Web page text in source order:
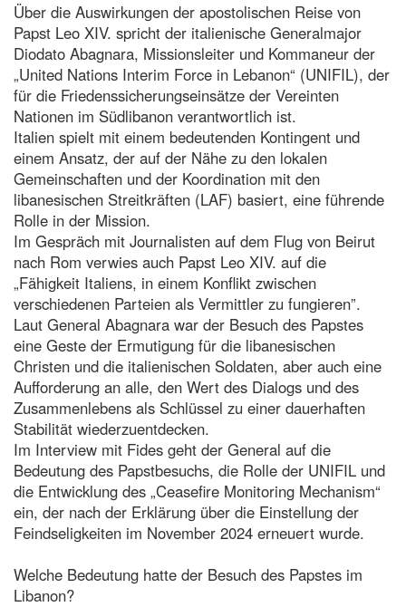
Über die Auswirkungen der apostolischen Reise von
Papst Leo XIV. spricht der italienische Generalmajor
Diodato Abagnara, Missionsleiter und Kommaneur der
„United Nations Interim Force in Lebanon“ (UNIFIL), der
für die Friedenssicherungseinsätze der Vereinten
Nationen im Südlibanon verantwortlich ist.
Italien spielt mit einem bedeutenden Kontingent und
einem Ansatz, der auf der Nähe zu den lokalen
Gemeinschaften und der Koordination mit den
libanesischen Streitkräften (LAF) basiert, eine führende
Rolle in der Mission.
Im Gespräch mit Journalisten auf dem Flug von Beirut
nach Rom verwies auch Papst Leo XIV. auf die
„Fähigkeit Italiens, in einem Konflikt zwischen
verschiedenen Parteien als Vermittler zu fungieren”.
Laut General Abagnara war der Besuch des Papstes
eine Geste der Ermutigung für die libanesischen
Christen und die italienischen Soldaten, aber auch eine
Aufforderung an alle, den Wert des Dialogs und des
Zusammenlebens als Schlüssel zu einer dauerhaften
Stabilität wiederzuentdecken.
Im Interview mit Fides geht der General auf die
Bedeutung des Papstbesuchs, die Rolle der UNIFIL und
die Entwicklung des „Ceasefire Monitoring Mechanism“
ein, der nach der Erklärung über die Einstellung der
Feindseligkeiten im November 2024 erneuert wurde.
Welche Bedeutung hatte der Besuch des Papstes im
Libanon?